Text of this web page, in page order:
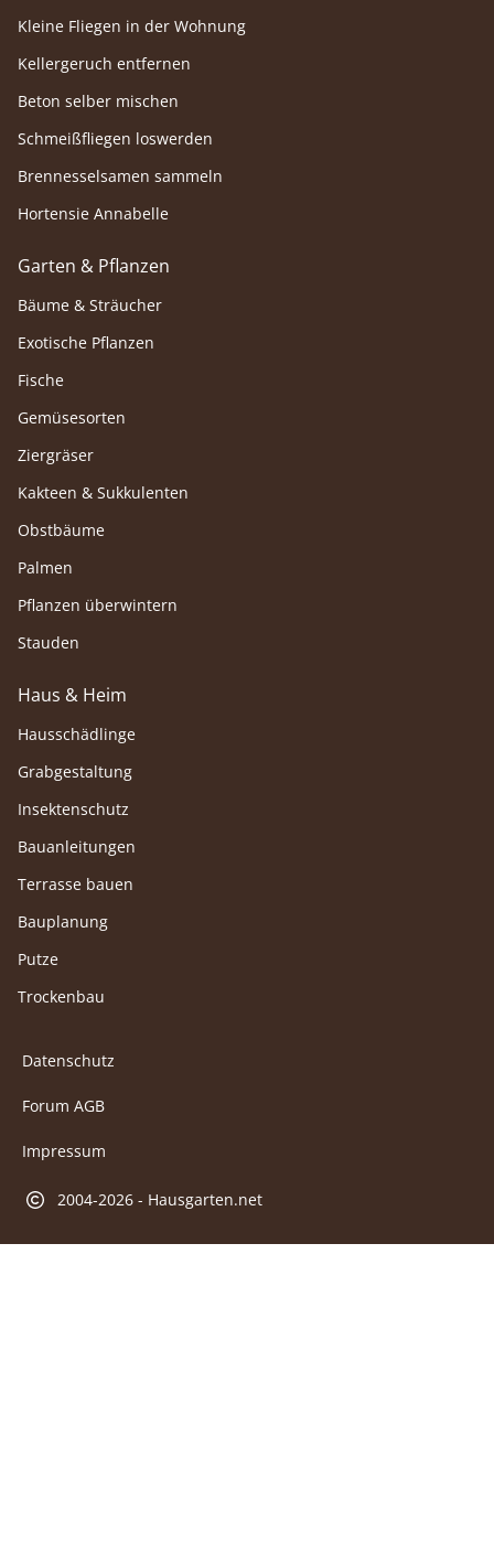
Kleine Fliegen in der Wohnung
Kellergeruch entfernen
Beton selber mischen
Schmeißfliegen loswerden
Brennesselsamen sammeln
Hortensie Annabelle
Garten & Pflanzen
Bäume & Sträucher
Exotische Pflanzen
Fische
Gemüsesorten
Ziergräser
Kakteen & Sukkulenten
Obstbäume
Palmen
Pflanzen überwintern
Stauden
Haus & Heim
Hausschädlinge
Grabgestaltung
Insektenschutz
Bauanleitungen
Terrasse bauen
Bauplanung
Putze
Trockenbau
Datenschutz
Forum AGB
Impressum
2004-2026 - Hausgarten.net